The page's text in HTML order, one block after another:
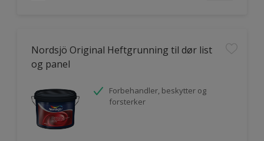
Nordsjö Original Heftgrunning til dør list
og panel
Forbehandler, beskytter og
forsterker